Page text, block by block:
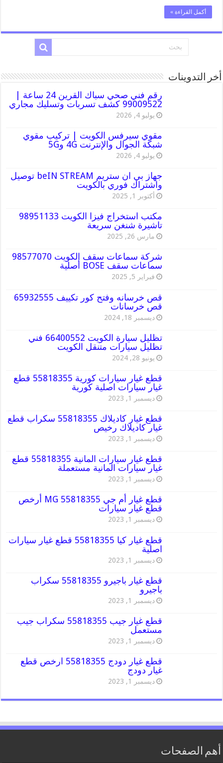
أكمل القراءة »
أخر التدوينات
رقم فني صحي سباك القرين 24 ساعة |
99009522 كشف تسربات وتسليك مجاري
يوليو 4, 2026
مقوي سيرفس الكويت | تركيب مقوي
شبكة الجوال والإنترنت 4G و5G
يوليو 4, 2026
جهاز بي ان ستريم beIN STREAM توصيل
واشتراك فوري بالكويت
أكتوبر 1, 2025
مكتب استخراج فيزا الكويت 98951133
تاشيرة شنغن سريعة
مارس 26, 2025
شركة سماعات سقف الكويت 98577070
سماعات سقف BOSE أصلية
فبراير 5, 2025
قص خرسانه وفتح كور تكييف 65932555
قص خرسانات
ديسمبر 18, 2024
تظليل سيارة الكويت 66400552 فني
تظليل سيارات متنقل الكويت
يونيو 28, 2024
قطع غيار سيارات كورية 55818355 قطع
غيار سيارات اصلية كورية
ديسمبر 1, 2023
قطع غيار كاديلاك 55818355 سكراب قطع
غيار كاديلاك رخيص
ديسمبر 1, 2023
قطع غيار سيارات المانية 55818355 قطع
غيار سيارات المانية مستعملة
ديسمبر 1, 2023
قطع غيار أم جي MG 55818355 أرخص
قطع غيار سيارات
ديسمبر 1, 2023
قطع غيار كيا 55818355 قطع غيار سيارات
اصلية
ديسمبر 1, 2023
قطع غيار باجيرو 55818355 سكراب
باجيرو
ديسمبر 1, 2023
قطع غيار جيب 55818355 سكراب جيب
مستعمل
ديسمبر 1, 2023
قطع غيار دودج 55818355 ارخص قطع
غيار دودج
ديسمبر 1, 2023
أهم الصفحات